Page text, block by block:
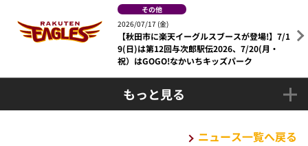
その他
2026/07/17 (金)
【秋田市に楽天イーグルスブースが登場!】7/1
9(日)は第12回与次郎駅伝2026、7/20(月・
祝）はGOGO!なかいちキッズパーク
もっと見る
ニュース一覧へ戻る